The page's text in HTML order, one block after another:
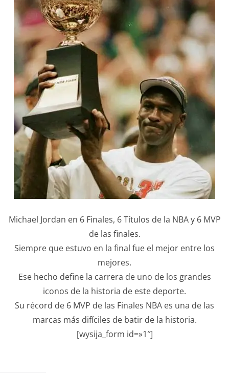
Michael Jordan en 6 Finales, 6 Títulos de la NBA y 6 MVP
de las finales.
Siempre que estuvo en la final fue el mejor entre los
mejores.
Ese hecho define la carrera de uno de los grandes
iconos de la historia de este deporte.
Su récord de 6 MVP de las Finales NBA es una de las
marcas más difíciles de batir de la historia.
[wysija_form id=»1″]